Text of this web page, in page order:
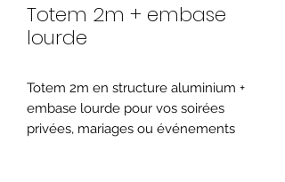
Totem 2m + embase
lourde
Totem 2m en structure aluminium +
embase lourde pour vos soirées
privées, mariages ou événements